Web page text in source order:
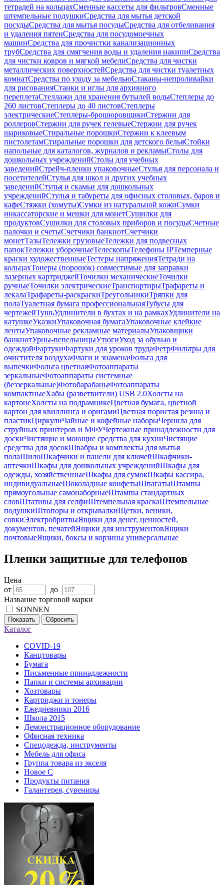
тетрадей на кольцахСменные кассеты для фильтровСменные
штемпельные подушкиСредства для мытья детской
посудыСредства для мытья посудыСредства для отбеливания
и удаления пятенСредства для посудомоечных
машинСредства для прочистки канализационных
трубСредства для смягчения воды и удаления накипиСредства
для чистки ковров и мягкой мебелиСредства для чистки
металлических поверхностейСредства для чистки туалетных
комнатСредства по уходу за мебельюСтаканы-непроливайки
для рисованияСтанки и иглы для архивного
переплетаСтеллажи для хранения бутылей водыСтеплеры до
260 листовСтеплеры до 40 листовСтеплеры
электрическиеСтеплеры-брошюровщикиСтержни для
роллеровСтержни для ручек гелевыеСтержни для ручек
шариковыеСтиральные порошкиСтержни к клеевым
пистолетамСтиральные порошки для детского бельяСтойки
напольные для каталогов, журналов и рекламыСтолы для
дошкольных учрежденийСтолы для учебных
заведенийСтрейч-пленки упаковочныеСтулья для персонала и
посетителейСтулья для школ и других учебных
заведенийСтулья и скамьи для дошкольных
учрежденийСтулья и табуреты для офисных столовых, баров и
кафеСтяжки (хомуты)Сумки из натуральной кожиСумки
инкассаторские и мешки для монетСушилки для
продуктовСушилки для столовых приборов и посудыСчетные
палочки и счетыСчетчики банкнотСчетчики
монетТазыТележки грузовыеТележки для подвесных
папокТележки уборочныеТелескопыТелефоны IPТемперные
краски художественныеТестеры напряженияТетради на
кольцахТонеры (порошок) совместимые для заправки
лазерных картриджейТочилки механическиеТочилки
ручныеТочилки электрическиеТранспортирыТрафареты и
лекалаТрафареты-раскраскиТреугольникиТряпки для
полаТуалетная бумага профессиональнаяТубусы для
чертежейТушьУдлинители в бухтах и на рамкахУдлинители на
катушкеУказкиУпаковочная бумагаУпаковочные клейкие
лентыУпаковочные рекламные материалыУпаковщики
банкнотУрны-пепельницыУтюгиУход за обувью и
одеждойФартукиФартуки для уроков трудаФетрФильтры для
очистителя воздухаФлаги и знаменаФольга для
выпечкиФольга цветнаяФотоаппараты
зеркальныеФотоаппараты системные
(беззеркальные)ФотобарабаныФотоаппараты
компактныеХабы (разветвители) USB 2.0Холсты на
картонеХолсты на подрамникеЦветная бумага, цветной
картон для квиллинга и оригамиЦветная пористая резина и
пластикЦиркулиЧайные и кофейные наборыЧернила для
струйных принтеров и МФУЧертежные принадлежности для
доскиЧистящие и моющие средства для кухниЧистящие
средства для досокШвабры и комплекты для мытья
полаШилоШкафчики и панели для ключейШкафчики-
аптечкиШкафы для дошкольных учрежденийШкафы для
одежды, хозяйственныеШкафы для сумокШкафы кассира,
индивидуальныеШоколадные конфетыШпагатыШтампы
прямоугольные самонаборныеШтампы стандартных
словШтативы для селфиШтемпельная краскаШтемпельные
подушкиШтопоры и открывалкиЩетки, веники,
совкиЭлектробритвыЯщики для денег, ценностей,
документов, печатейЯщики для инструментовЯщики
почтовыеЯщики, боксы и корзины универсальные
Пленки защитные для телефонов
Цена
от
до
Название торговой марки
SONNEN
Показать Сбросить
Каталог
COVID-19
Канцтовары
Бумага
Письменные принадлежности
Папки и системы архивации
Хозтовары
Картриджи и тонеры
Ежедневники 2016
Школа 2015
Демонстрационное оборудование
Офисная техника
Спецодежда, инструменты
Мебель для офиса
Группа товара из экселя
Новое С
Продукты питания
Галантерея, сувениры